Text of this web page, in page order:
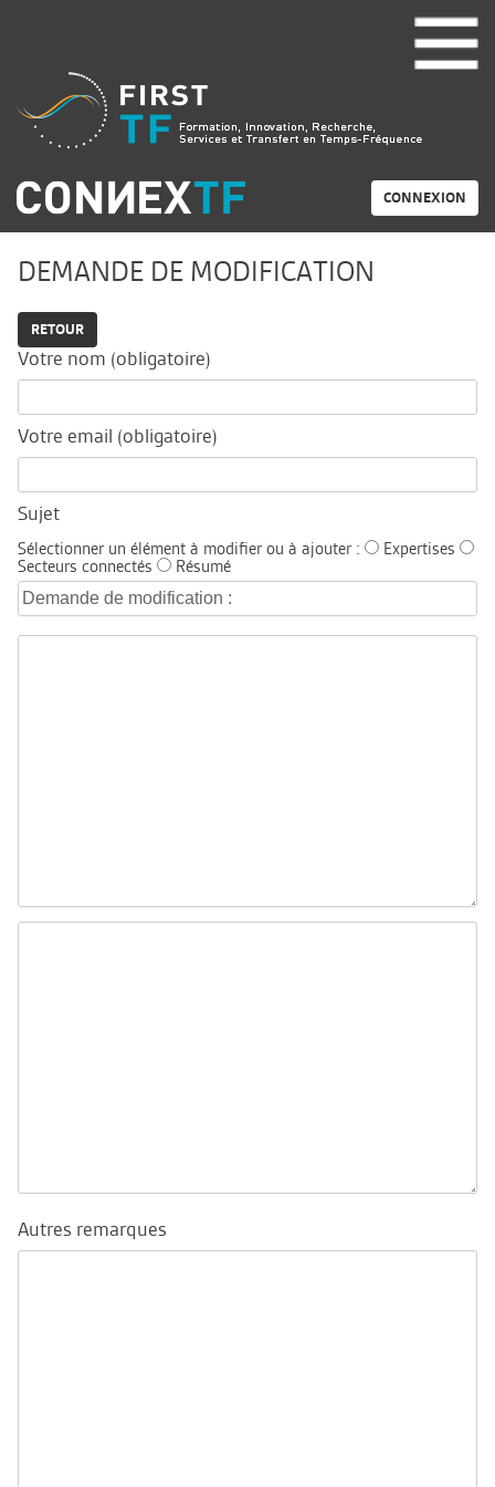
CONNEXION
DEMANDE DE MODIFICATION
RETOUR
Votre nom (obligatoire)
Votre email (obligatoire)
Sujet
Sélectionner un élément à modifier ou à ajouter :
Expertises
Secteurs connectés
Résumé
Autres remarques